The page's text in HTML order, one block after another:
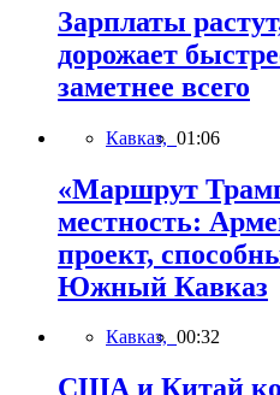
Зарплаты
дорожает
заметнее всего
Кавказ, 01:06
«Маршрут
местность:
проект,
Южный Кавказ
Кавказ, 00:32
США и Китай